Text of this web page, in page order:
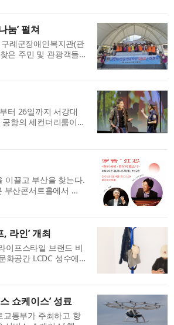
눔’ 펼쳐
례군장애인복지관(관
은 주민 및 관광객들
터 26일까지 서강대
항의 세컨더리룸이라
이끌고 부산을 찾는다.
산콘서트홀에서 첫
라인’ 개최
이프스타일 브랜드 비
화공간 LCDC 성수에
쇼케이스’ 성료
교통부가 주최하고 항